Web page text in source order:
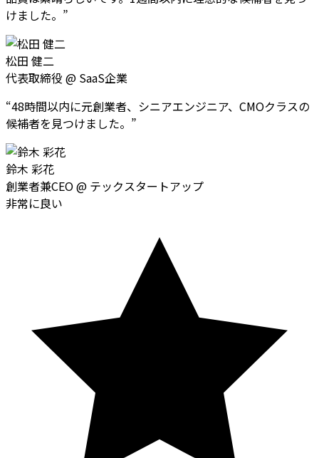
けました。 ”
松田 健二
代表取締役 @ SaaS企業
“48時間以内に元創業者、シニアエンジニア、CMOクラスの
候補者を見つけました。 ”
鈴木 彩花
創業者兼CEO@ テックスタートアップ
非常に良い